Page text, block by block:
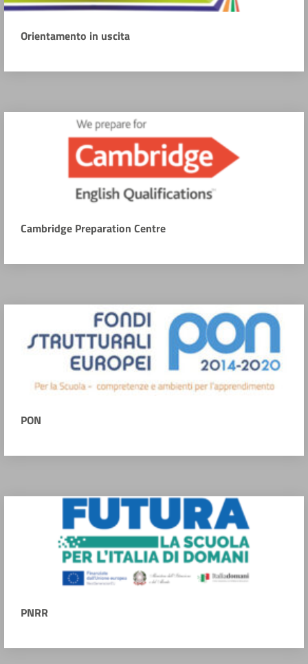
Orientamento in uscita
Cambridge Preparation Centre
PON
PNRR